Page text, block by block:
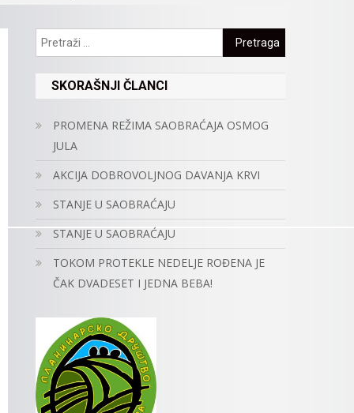
Pretraga:
SKORAŠNJI ČLANCI
PROMENA REŽIMA SAOBRAĆAJA OSMOG
JULA
AKCIJA DOBROVOLJNOG DAVANJA KRVI
STANJE U SAOBRAĆAJU
STANJE U SAOBRAĆAJU
TOKOM PROTEKLE NEDELJE ROĐENA JE
ČAK DVADESET I JEDNA BEBA!